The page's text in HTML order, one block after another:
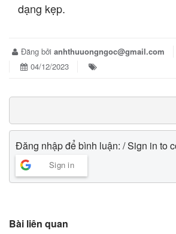
dạng kẹp.
Đăng bởi anhthuuongngoc@gmail.com
04/12/2023
Đăng nhập để bình luận: / Sign in to
Sign in
Bài liên quan